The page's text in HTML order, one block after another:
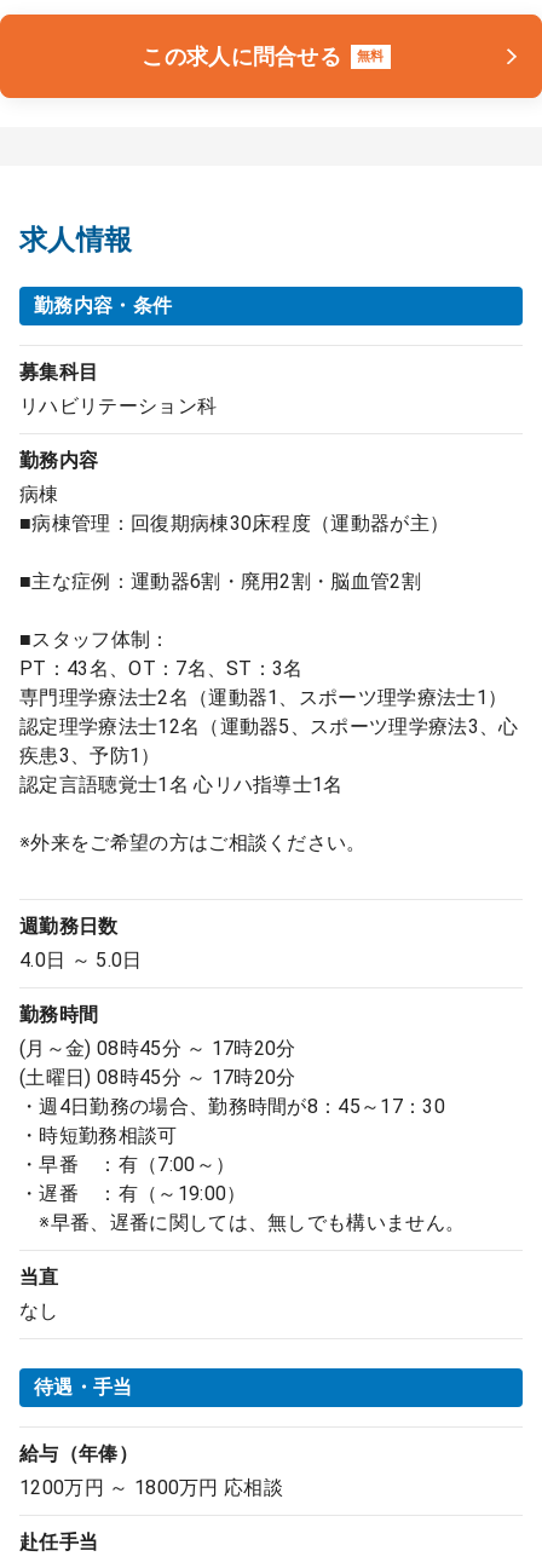
この求人に問合せる 無料
求人情報
勤務内容・条件
募集科目
リハビリテーション科
勤務内容
病棟
■病棟管理：回復期病棟30床程度（運動器が主）
■主な症例：運動器6割・廃用2割・脳血管2割
■スタッフ体制：
PT：43名、OT：7名、ST：3名
専門理学療法士2名（運動器1、スポーツ理学療法士1）
認定理学療法士12名（運動器5、スポーツ理学療法3、心
疾患3、予防1）
認定言語聴覚士1名 心リハ指導士1名
※外来をご希望の方はご相談ください。
週勤務日数
4.0日 ～ 5.0日
勤務時間
(月～金) 08時45分 ～ 17時20分
(土曜日) 08時45分 ～ 17時20分
・週4日勤務の場合、勤務時間が8：45～17：30
・時短勤務相談可
・早番 ：有（7:00～）
・遅番 ：有（～19:00）
※早番、遅番に関しては、無しでも構いません。
当直
なし
待遇・手当
給与（年俸）
1200万円 ～ 1800万円 応相談
赴任手当